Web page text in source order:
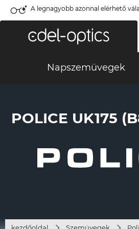
A legnagyobb azonnal elérhető
Napszemüvegek
POLICE UK175